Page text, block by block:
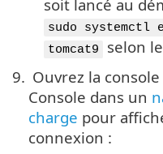
soit lancé au
sudo systemctl
tomcat9
selon
9. Ouvrez la console
Console dans un
charge pour
connexion :